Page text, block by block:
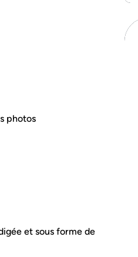
photos
et sous forme de